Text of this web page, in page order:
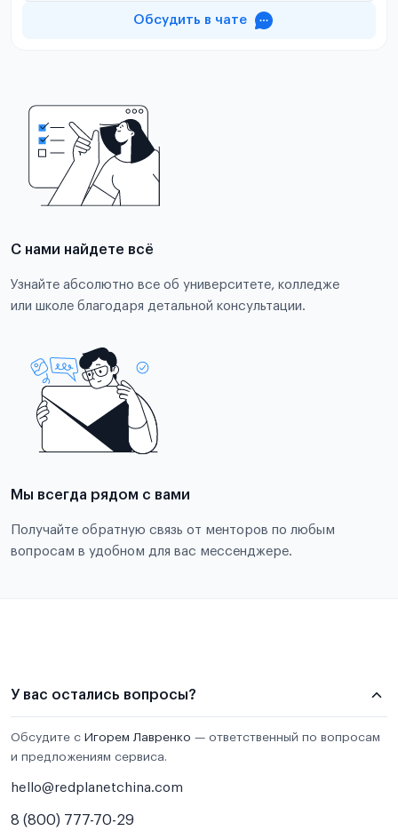
Обсудить в чате
С нами найдете всё
Узнайте абсолютно все об университете, колледже
или школе благодаря детальной консультации.
Мы всегда рядом с вами
Получайте обратную связь от менторов по любым
вопросам в удобном для вас мессенджере.
У вас остались вопросы?
Обсудите с Игорем Лавренко — ответственный по вопросам
и предложениям сервиса.
hello@redplanetchina.com
8 (800) 777-70-29